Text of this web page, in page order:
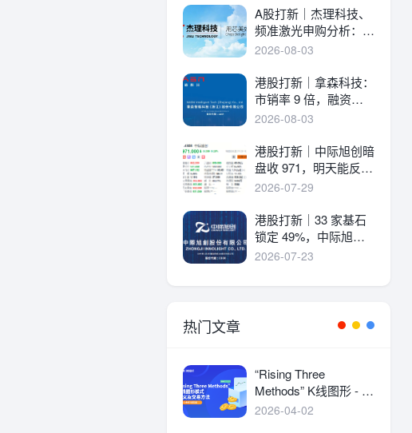
A股打新｜杰理科技、
频准激光申购分析：估
值、中签率与资金方案
2026-08-03
港股打新｜拿森科技：
市销率 9 倍，融资溢
价 30%，能打吗？
2026-08-03
港股打新｜中际旭创暗
盘收 971，明天能反弹
吗？
2026-07-29
港股打新｜33 家基石
锁定 49%，中际旭创
详细申购分析！
2026-07-23
热门文章
“Rising Three
Methods” K线图形 - 定
义及交易方法
2026-04-02